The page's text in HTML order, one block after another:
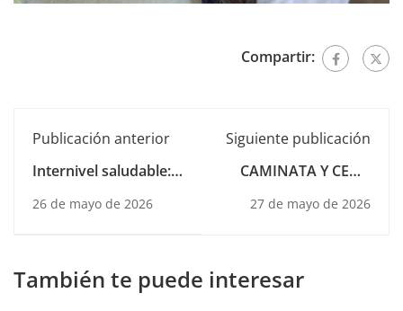
Compartir:
Publicación anterior
Internivel saludable:
crecer juntos
26 de mayo de 2026
Siguiente publicación
CAMINATA Y CENA
PARA PROYDE
27 de mayo de 2026
También te puede interesar